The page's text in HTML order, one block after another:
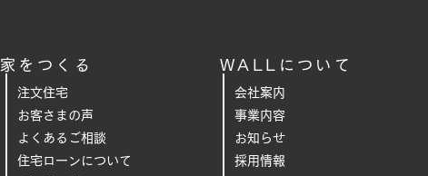
家をつくる
注文住宅
お客さまの声
よくあるご相談
住宅ローンについて
WALLについて
会社案内
事業内容
お知らせ
採用情報